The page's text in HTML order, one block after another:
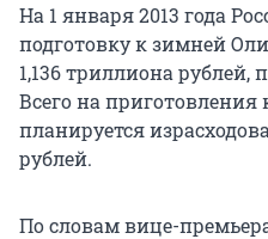
На 1 января 2013 года
подготовку к зимней
1,136 триллиона рублей,
Всего на
планируется
рублей.
По словам вице-